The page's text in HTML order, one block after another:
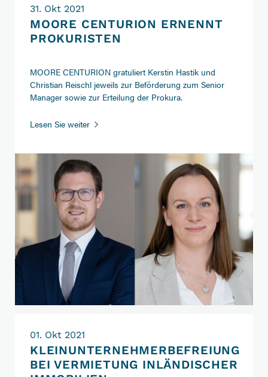
31. Okt 2021
MOORE CENTURION ERNENNT
PROKURISTEN
MOORE CENTURION gratuliert Kerstin Hastik und
Christian Reischl jeweils zur Beförderung zum Senior
Manager sowie zur Erteilung der Prokura.
Lesen Sie weiterMOORE
Prokuristen
01. Okt 2021
KLEINUNTERNEHMERBEFREIUNG
BEI VERMIETUNG INLÄNDISCHER